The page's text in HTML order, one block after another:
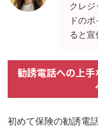
クレ
ドの
ると宣
勧誘電話への上
初めて保険の勧誘電